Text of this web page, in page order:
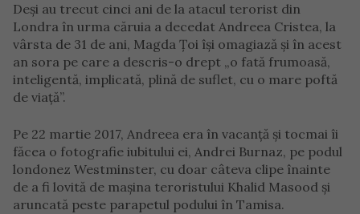
Deși au trecut cinci ani de la atacul terorist din
Londra în urma căruia a decedat Andreea Cristea, la
vârsta de 31 de ani, Magda Țoi își omagiază și în acest
an sora pe care a descris-o drept „o fată frumoasă,
inteligentă, implicată, plină de suflet, cu o mare poftă
de viață”.
Pe 22 martie 2017, Andreea era în vacanță și tocmai îi
făcea o fotografie iubitului ei, Andrei Burnaz, pe podul
londonez Westminster, cu doar câteva clipe înainte
de a fi lovită de mașina teroristului Khalid Masood și
aruncată peste parapetul podului în Tamisa.